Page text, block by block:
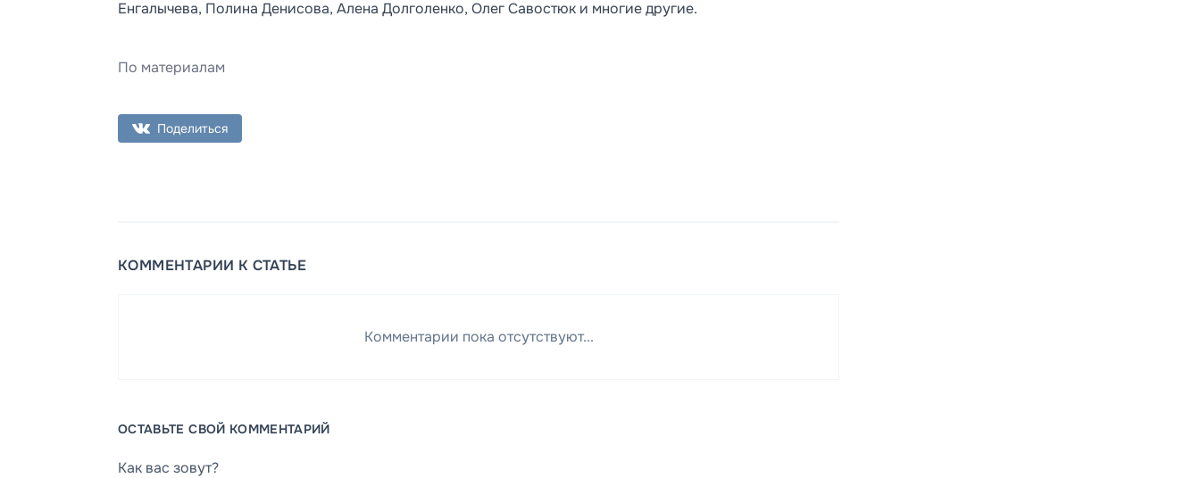
Енгалычева, Полина Денисова, Алена Долголенко, Олег Савостюк и многие другие.
По материалам
Поделиться
КОММЕНТАРИИ К СТАТЬЕ
Комментарии пока отсутствуют...
ОСТАВЬТЕ СВОЙ КОММЕНТАРИЙ
Как вас зовут?